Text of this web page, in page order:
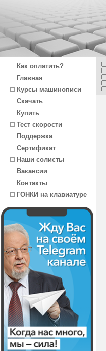
Как оплатить?
Главная
Курсы машинописи
Скачать
Купить
Тест скорости
Поддержка
Сертификат
Наши солисты
Вакансии
Контакты
ГОНКИ на клавиатуре